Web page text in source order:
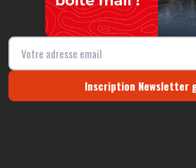
Inscription Newsletter